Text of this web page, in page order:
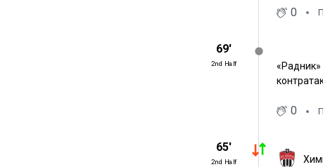
0
69′
2nd Half
«Радник»
0
65′
2nd Half